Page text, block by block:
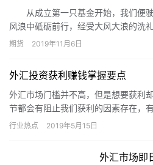
从成立第一只基金开始，我们便驶
风浪中砥砺前行，经受大风大浪的洗
时，团队不断努力，不断改进、提高
期货 2019年11月6日
外汇投资获利赚钱掌握要点
外汇市场门槛并不高，但是想要获利
节都会有阻止我们获利的因素存在，
可能连本金也会一起吞噬掉。 1：投
行业热点 2019年5月15日
外汇市场即